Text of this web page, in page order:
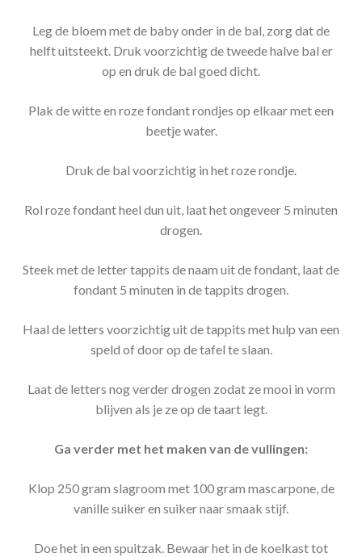
Leg de bloem met de baby onder in de bal, zorg dat de
helft uitsteekt. Druk voorzichtig de tweede halve bal er
op en druk de bal goed dicht.
Plak de witte en roze fondant rondjes op elkaar met een
beetje water.
Druk de bal voorzichtig in het roze rondje.
Rol roze fondant heel dun uit, laat het ongeveer 5 minuten
drogen.
Steek met de letter tappits de naam uit de fondant, laat de
fondant 5 minuten in de tappits drogen.
Haal de letters voorzichtig uit de tappits met hulp van een
speld of door op de tafel te slaan.
Laat de letters nog verder drogen zodat ze mooi in vorm
blijven als je ze op de taart legt.
Ga verder met het maken van de vullingen:
Klop 250 gram slagroom met 100 gram mascarpone, de
vanille suiker en suiker naar smaak stijf.
Doe het in een spuitzak. Bewaar het in de koelkast tot